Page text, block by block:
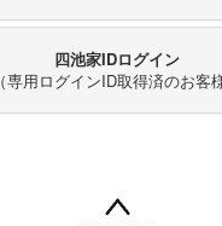
四池家IDログイン
（専用ログインID取得済のお客